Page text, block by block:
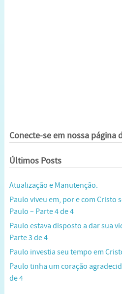
Conecte-se em nossa página
Últimos Posts
Atualização e Manutenção.
Paulo viveu em, por e com Cristo
Paulo – Parte 4 de 4
Paulo estava disposto a dar sua
Parte 3 de 4
Paulo investia seu tempo em
Paulo tinha um coração
de 4